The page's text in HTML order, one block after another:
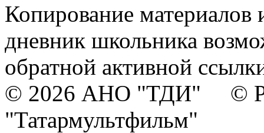
Копирование материалов
дневник школьника
обратной активной
© 2026 АНО "ТДИ" ©
"Татармультфильм"